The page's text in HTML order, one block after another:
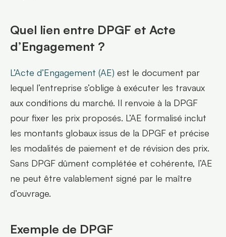
Quel lien entre DPGF et Acte
d’Engagement ?
L’Acte d’Engagement (AE) est le document par
lequel l’entreprise s’oblige à exécuter les travaux
aux conditions du marché. Il renvoie à la DPGF
pour fixer les prix proposés. L’AE formalisé inclut
les montants globaux issus de la DPGF et précise
les modalités de paiement et de révision des prix.
Sans DPGF dûment complétée et cohérente, l’AE
ne peut être valablement signé par le maître
d’ouvrage.
Exemple de DPGF